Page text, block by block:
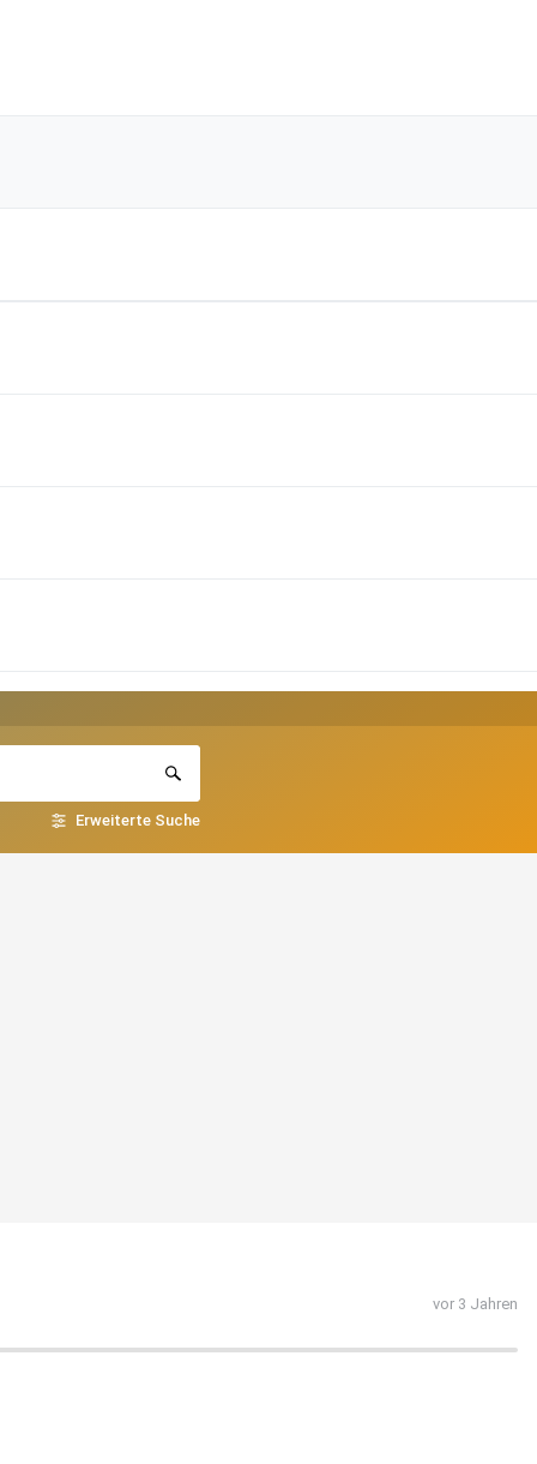
Erweiterte Suche
vor 3 Jahren